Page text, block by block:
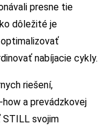
presne tie
dôležité je
nabíjacie cykly.
riešení,
a prevádzkovej
STILL svojim